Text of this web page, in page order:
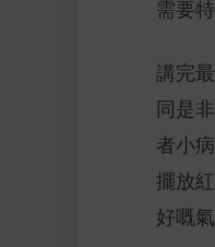
需要
講完
同是
者小
擺放
好嘅